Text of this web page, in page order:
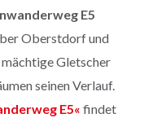
E5
Oberstdorf und
Gletscher
seinen Verlauf.
E5« findet